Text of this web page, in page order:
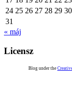
24 25 26 27 28 29 30
31
« máj
Licensz
Blog under the